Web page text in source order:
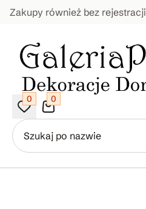
Zakupy również bez rejestracji
0 0